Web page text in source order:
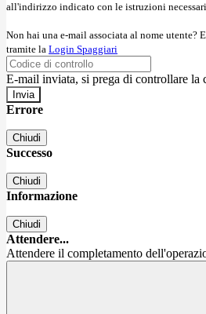
all'indirizzo indicato con le istruzioni
Non hai una e-mail associata al nome utente?
tramite la Login Spaggiari
E-mail inviata, si prega di controllare la
Errore
Chiudi
Successo
Chiudi
Informazione
Chiudi
Attendere...
Attendere il completamento